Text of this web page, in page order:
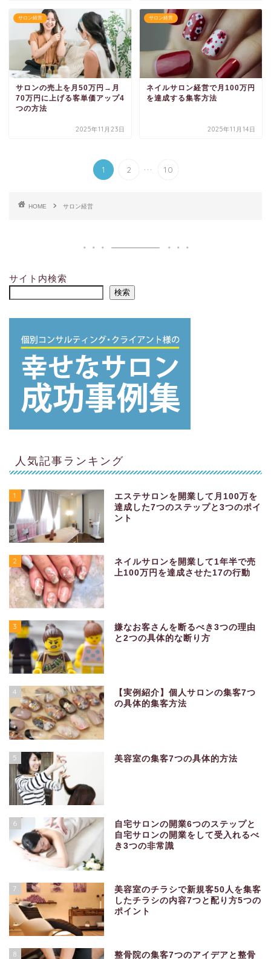
サロン経営
サロンの売上を月50万円→月
70万円に上げる客単価アップ4
つの方法
2025年11月23日
サロン経営
ネイルサロン経営で月100万円
を達成する集客方法
2025年11月14日
1 2 ... 10
HOME サロン経営
サイト内検索
検索
人気記事ランキング
1
エステサロンを開業して月100万を
達成した7つのステップと3つのポイ
ント
2
ネイルサロンを開業して1年半で売
上100万円を達成させた17の行動
3
嫌なお客さんを断るべき3つの理由
と2つの具体的な断り方
4
【実例紹介】個人サロンの集客7つ
の具体的集客方法
5 美容室の集客7つの具体的方法
6
自宅サロンの開業6つのステップと
自宅サロンの開業をして受入れるべ
き3つの非常識
7
美容室のチラシで新規客50人を集客
したチラシの内容7つと配り方5つの
ポイント
8 整骨院の集客7つのアイデアと整骨